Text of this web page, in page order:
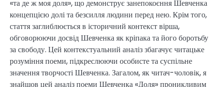
«та де ж моя доля», що демонструє занепокоєння Шевченка
концепцією долі та безсилля людини перед нею. Крім того,
стаття заглиблюється в історичний контекст вірша,
обговорюючи досвід Шевченка як кріпака та його боротьбу
за свободу. Цей контекстуальний аналіз збагачує читацьке
розуміння поеми, підкреслюючи особисте та суспільне
значення творчості Шевченка. Загалом, як читач-чоловік, я
знайшов цей аналіз поеми Шевченка «Доля» проникливим